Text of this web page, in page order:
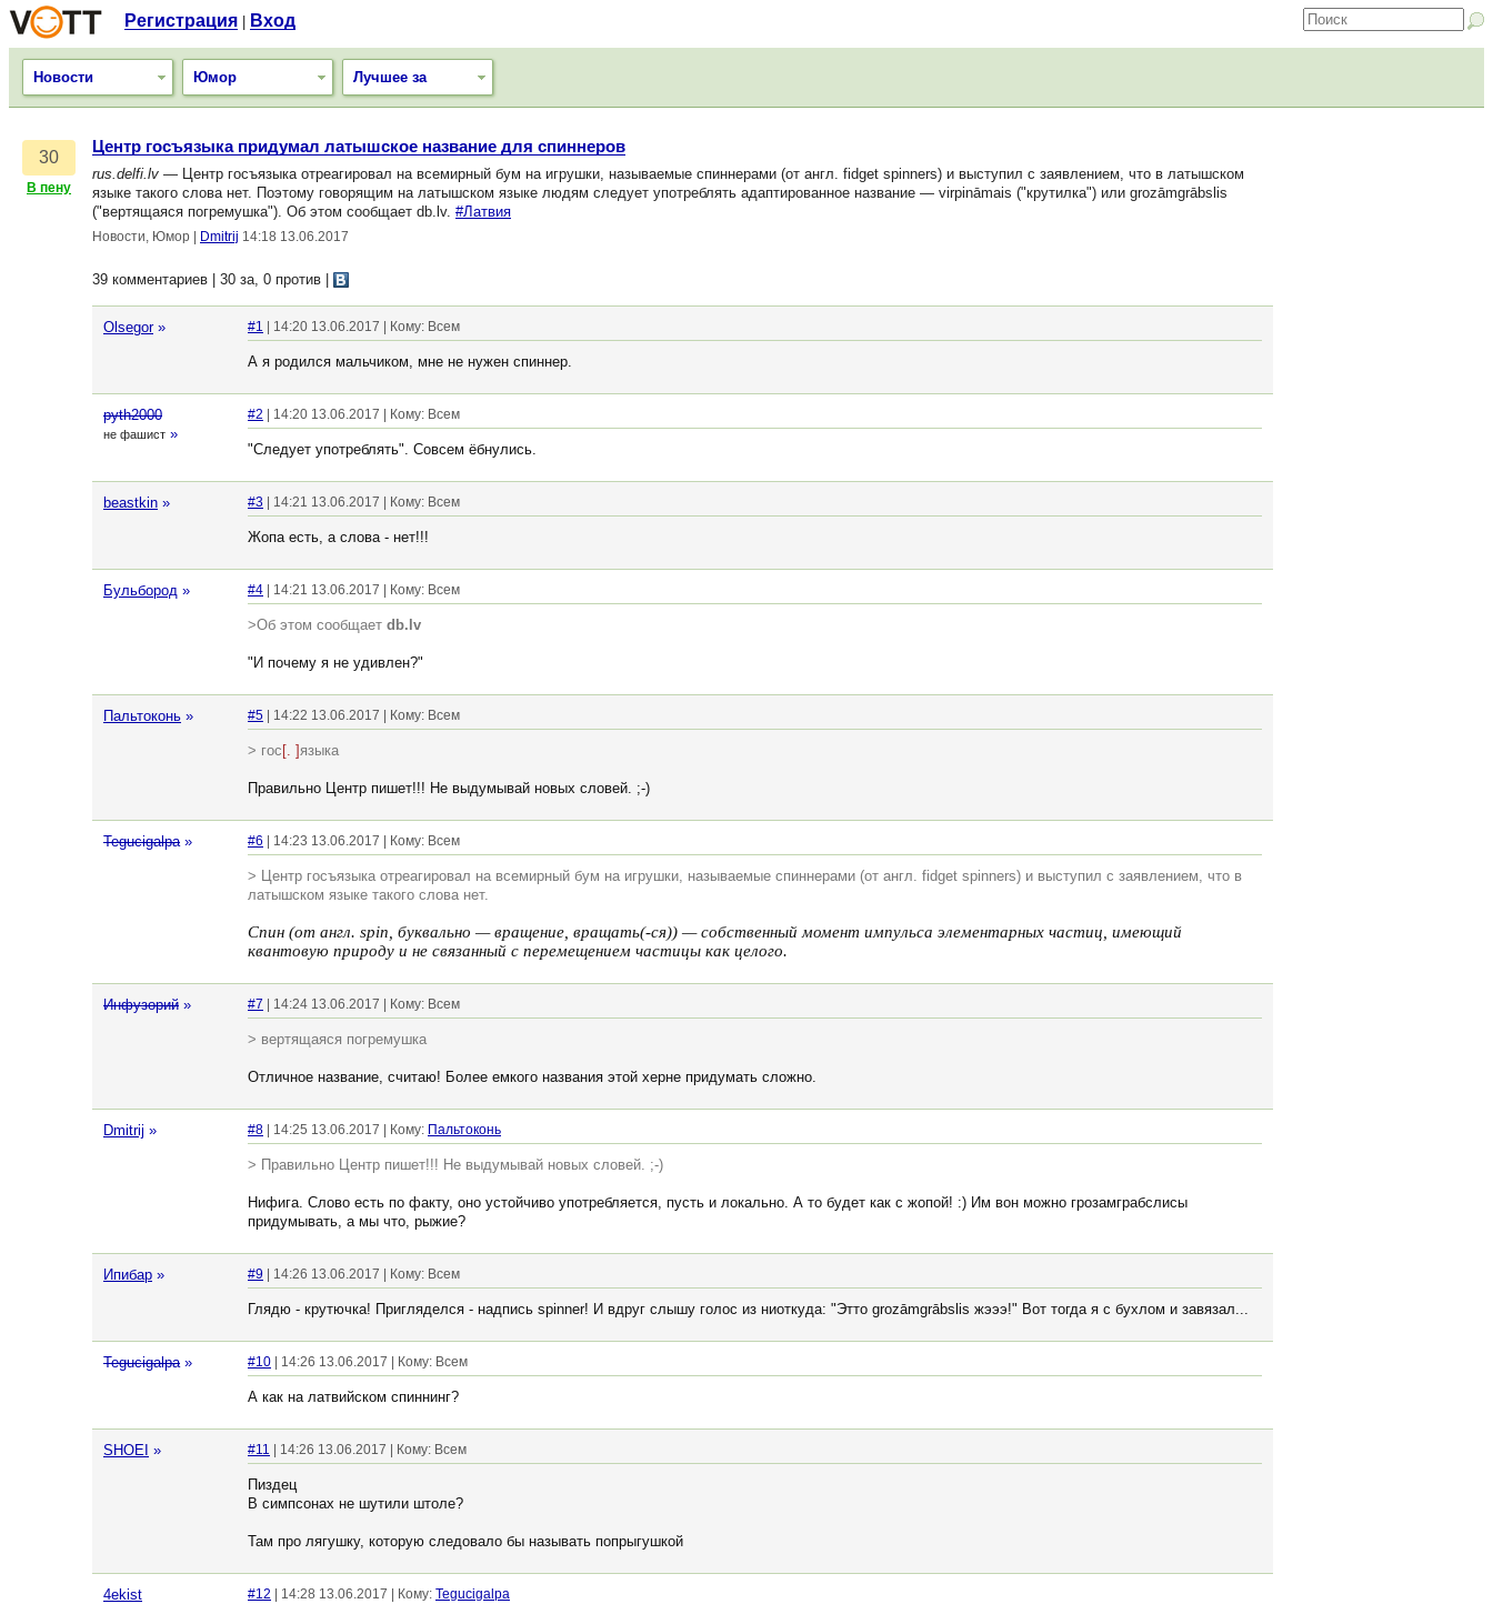
Регистрация Вход
Новости Юмор Лучшее за
30
В пену
Центр госъязыка придумал латышское название для спиннеров
rus.delfi.lv — Центр госъязыка отреагировал на всемирный бум на игрушки, называемые спиннерами (от англ. fidget spinners) и выступил с заявлением, что в латышском
языке такого слова нет. Поэтому говорящим на латышском языке людям следует употреблять адаптированное название — virpināmais ("крутилка") или grozāmgrābslis
("вертящаяся погремушка"). Об этом сообщает db.lv. #Латвия
Новости, Юмор Dmitrij 14:18 13.06.2017
39 комментариев | 30 за, 0 против
Olsegor » #1 | 14:20 13.06.2017 | Кому: Всем
А я родился мальчиком, мне не нужен спиннер.
pyth2000
не фашист »
#2 | 14:20 13.06.2017 | Кому: Всем
"Следует употреблять". Совсем ёбнулись.
beastkin » #3 | 14:21 13.06.2017 | Кому: Всем
Жопа есть, а слова - нет!!!
Бульбород » #4 | 14:21 13.06.2017 | Кому: Всем
>Об этом сообщает db.lv
"И почему я не удивлен?"
Пальтоконь » #5 | 14:22 13.06.2017 | Кому: Всем
> гос [. ]языка
Правильно Центр пишет!!! Не выдумывай новых словей. ;-)
Tegucigalpa » #6 | 14:23 13.06.2017 | Кому: Всем
> Центр госъязыка отреагировал на всемирный бум на игрушки, называемые спиннерами (от англ. fidget spinners) и выступил с заявлением, что в
латышском языке такого слова нет.
Спин (от англ. spin, буквально — вращение, вращать(-ся)) — собственный момент импульса элементарных частиц, имеющий
квантовую природу и не связанный с перемещением частицы как целого.
Инфузорий » #7 | 14:24 13.06.2017 | Кому: Всем
> вертящаяся погремушка
Отличное название, считаю! Более емкого названия этой херне придумать сложно.
Dmitrij » #8 | 14:25 13.06.2017 | Кому: Пальтоконь
> Правильно Центр пишет!!! Не выдумывай новых словей. ;-)
Нифига. Слово есть по факту, оно устойчиво употребляется, пусть и локально. А то будет как с жопой! :) Им вон можно грозамграбслисы
придумывать, а мы что, рыжие?
Ипибар » #9 | 14:26 13.06.2017 | Кому: Всем
Глядю - крутючка! Пригляделся - надпись spinner! И вдруг слышу голос из ниоткуда: "Этто grozāmgrābslis жэээ!" Вот тогда я с бухлом и завязал...
Tegucigalpa » #10 | 14:26 13.06.2017 | Кому: Всем
А как на латвийском спиннинг?
SHOEI » #11 | 14:26 13.06.2017 | Кому: Всем
Пиздец
В симпсонах не шутили штоле?
Там про лягушку, которую следовало бы называть попрыгушкой
4ekist #12 | 14:28 13.06.2017 | Кому: Tegucigalpa